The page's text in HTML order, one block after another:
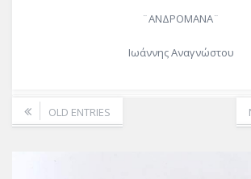
¨ΑΝΔΡΟΜΑΝΑ¨
Ιωάννης Αναγνώστου
OLD ENTRIES